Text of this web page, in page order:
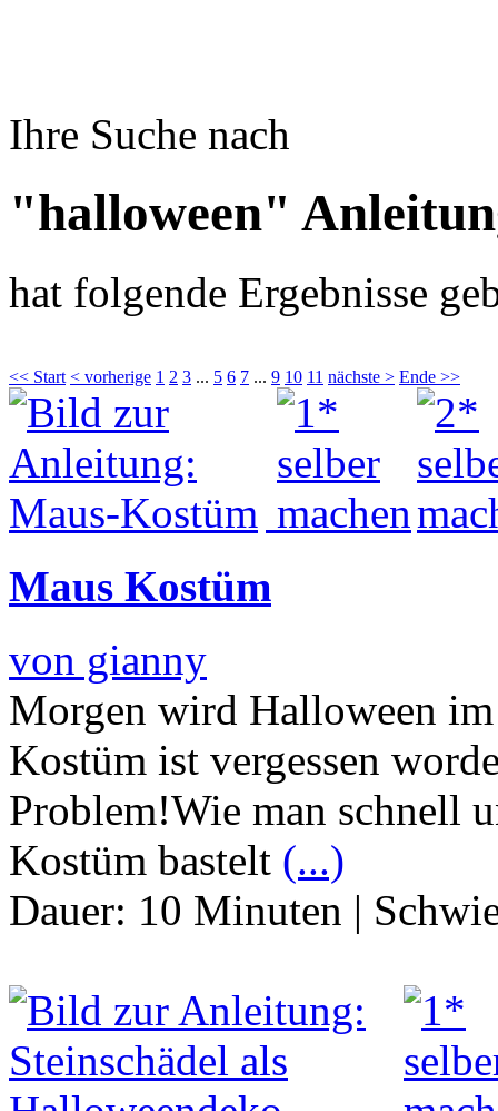
Ihre Suche nach
"halloween"
hat folgende Ergebnisse
<< Start < vorherige 1 2 3 ... 5 6 7 ... 9 10 11 nächste > Ende >>
Maus Kostüm
von gianny
Morgen wird Halloween
Kostüm ist vergessen
Problem!Wie man schnell
Kostüm bastelt (...)
Dauer: 10 Minuten |